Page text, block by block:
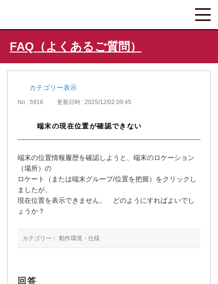
FAQ（よくあるご質問）
カテゴリー表示
No : 5916 更新日時 : 2025/12/02 09:45
端末の現在位置が確認できない
端末の位置情報履歴を確認しようと、端末のロケーション
（場所）の
ロケート（または端末グループ/位置を把握）をクリックし
ましたが、
現在位置を表示できません。 どのようにすればよいでし
ょうか？
カテゴリー： 動作環境・仕様